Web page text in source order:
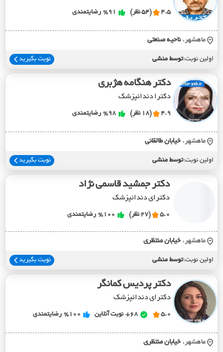
4.5 (54 نظر) %91 رضایتمندی
ماهشهر، ناحيه صنعتي
اولین نوبت:توسط منشی نوبت بگیرید
دکتر هنگامه هژبری
دکترا دندانپزشک
4.9 (18 نظر) %98 رضایتمندی
ماهشهر، خيابان طالقاني
اولین نوبت:توسط منشی نوبت بگیرید
دکتر جمشید قاسمی نژاد
دکترای دندانپزشک
5.0 (27 نظر) %100 رضایتمندی
ماهشهر، خيابان منتظري
اولین نوبت:توسط منشی نوبت بگیرید
دکتر پردیس کمانگر
دکترای دندانپزشک
5.0
68+ نوبت آنلاین %100 رضایتمندی
ماهشهر، خيابان منتظري